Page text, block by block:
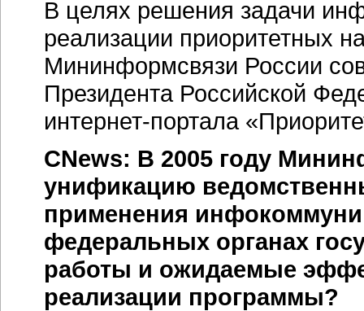
В целях решения задачи
реализации приоритетных
Мининформсвязи России
Президента Российской
интернет-портала
CNews: В 2005 году
унификацию
применения
федеральных органах
работы и ожидаемые
реализации программы?